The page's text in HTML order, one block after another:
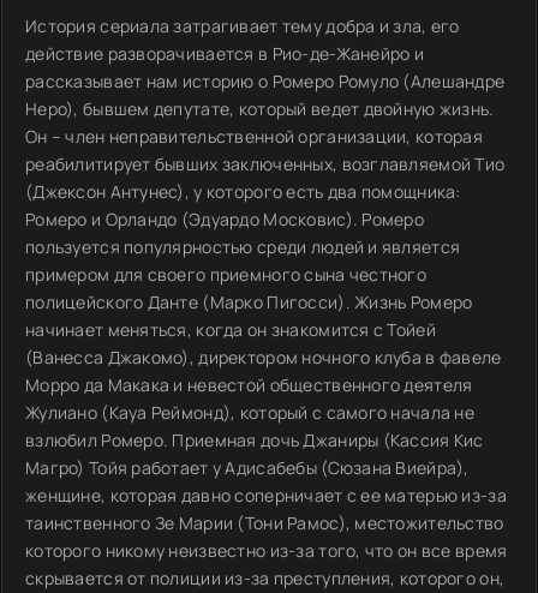
История сериала затрагивает тему добра и зла, его
действие разворачивается в Рио-де-Жанейро и
рассказывает нам историю о Ромеро Ромуло (Алешандре
Неро), бывшем депутате, который ведет двойную жизнь.
Он – член неправительственной организации, которая
реабилитирует бывших заключенных, возглавляемой Тио
(Джексон Антунес), у которого есть два помощника:
Ромеро и Орландо (Эдуардо Московис). Ромеро
пользуется популярностью среди людей и является
примером для своего приемного сына честного
полицейского Данте (Марко Пигосси). Жизнь Ромеро
начинает меняться, когда он знакомится с Тойей
(Ванесса Джакомо), директором ночного клуба в фавеле
Морро да Макака и невестой общественного деятеля
Жулиано (Кауа Реймонд), который с самого начала не
взлюбил Ромеро. Приемная дочь Джаниры (Кассия Кис
Магро) Тойя работает у Адисабебы (Сюзана Виейра),
женщине, которая давно соперничает с ее матерью из-за
таинственного Зе Марии (Тони Рамос), местожительство
которого никому неизвестно из-за того, что он все время
скрывается от полиции из-за преступления, которого он,